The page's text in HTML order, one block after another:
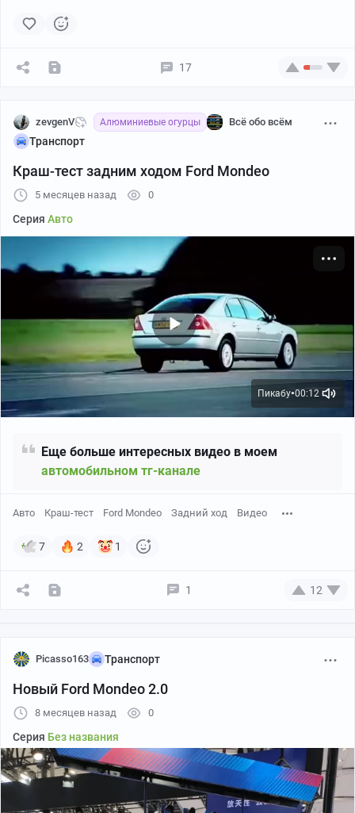
17
zevgenV Алюминиевые огурцы Всё обо всём
Транспорт
Краш-тест задним ходом Ford Mondeo
5 месяцев назад 0
Серия Авто
Пикабу●00:12
Еще больше интересных видео в моем
автомобильном тг-канале
Авто Краш-тест Ford Mondeo Задний ход Видео
7 2 1
1 12
Picasso163 Транспорт
Новый Ford Mondeo 2.0
8 месяцев назад 0
Серия Без названия